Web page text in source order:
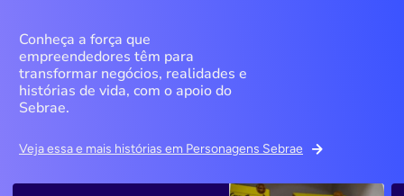
Conheça a força que
empreendedores têm para
transformar negócios, realidades e
histórias de vida, com o apoio do
Sebrae.
Veja essa e mais histórias em Personagens Sebrae